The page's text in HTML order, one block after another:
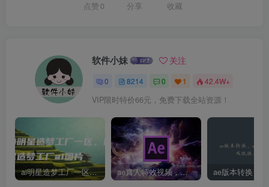
点赞 0 分享 收藏
软件小妹 关注
0 8214 0 1 42.4W+
VIP限时特价66元，免费下载全站资源！
ai明星造梦工厂一区，明星造梦工厂ai图片 ae真人特效视频，大学生第一次做ppt怎么做